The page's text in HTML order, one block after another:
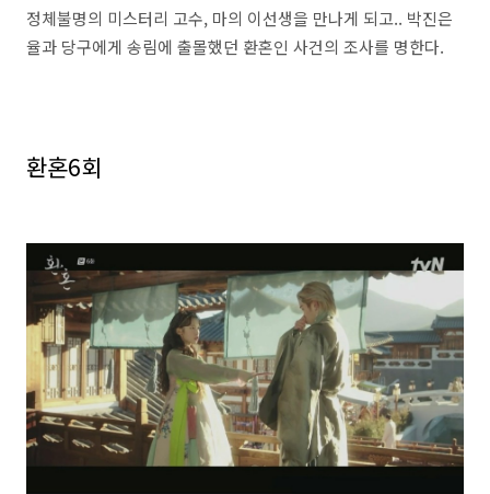
정체불명의 미스터리 고수, 마의 이선생을 만나게 되고.. 박진은
율과 당구에게 송림에 출몰했던 환혼인 사건의 조사를 명한다.
환혼6회